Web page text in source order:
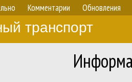
Комментарии Обновления
транспорт